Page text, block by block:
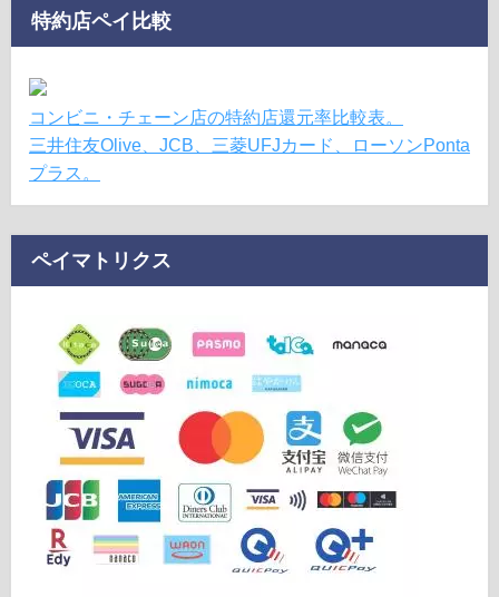
特約店ペイ比較
コンビニ・チェーン店の特約店還元率比較表。
三井住友Olive、JCB、三菱UFJカード、ローソンPonta
プラス。
ペイマトリクス